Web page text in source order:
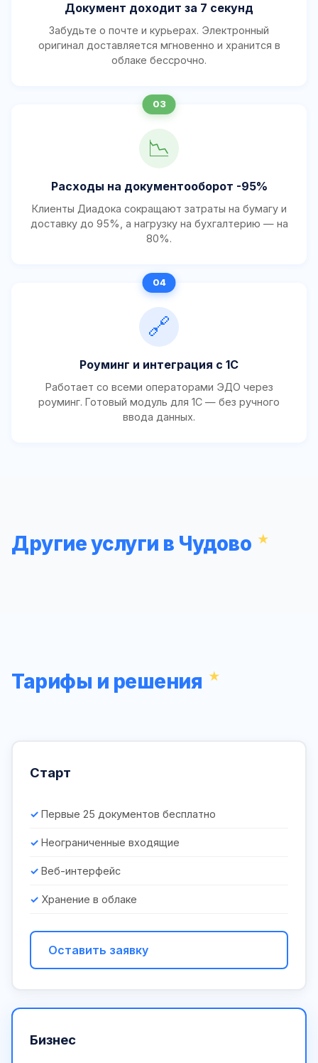
Документ доходит за 7 секунд
Забудьте о почте и курьерах. Электронный
оригинал доставляется мгновенно и хранится в
облаке бессрочно.
📉
Расходы на документооборот -95%
Клиенты Диадока сокращают затраты на бумагу и
доставку до 95%, а нагрузку на бухгалтерию — на
80%.
🔗
Роуминг и интеграция с 1С
Работает со всеми операторами ЭДО через
роуминг. Готовый модуль для 1С — без ручного
ввода данных.
Другие услуги в Чудово
Тарифы и решения
Старт
Первые 25 документов бесплатно
Неограниченные входящие
Веб-интерфейс
Хранение в облаке
Оставить заявку
Бизнес